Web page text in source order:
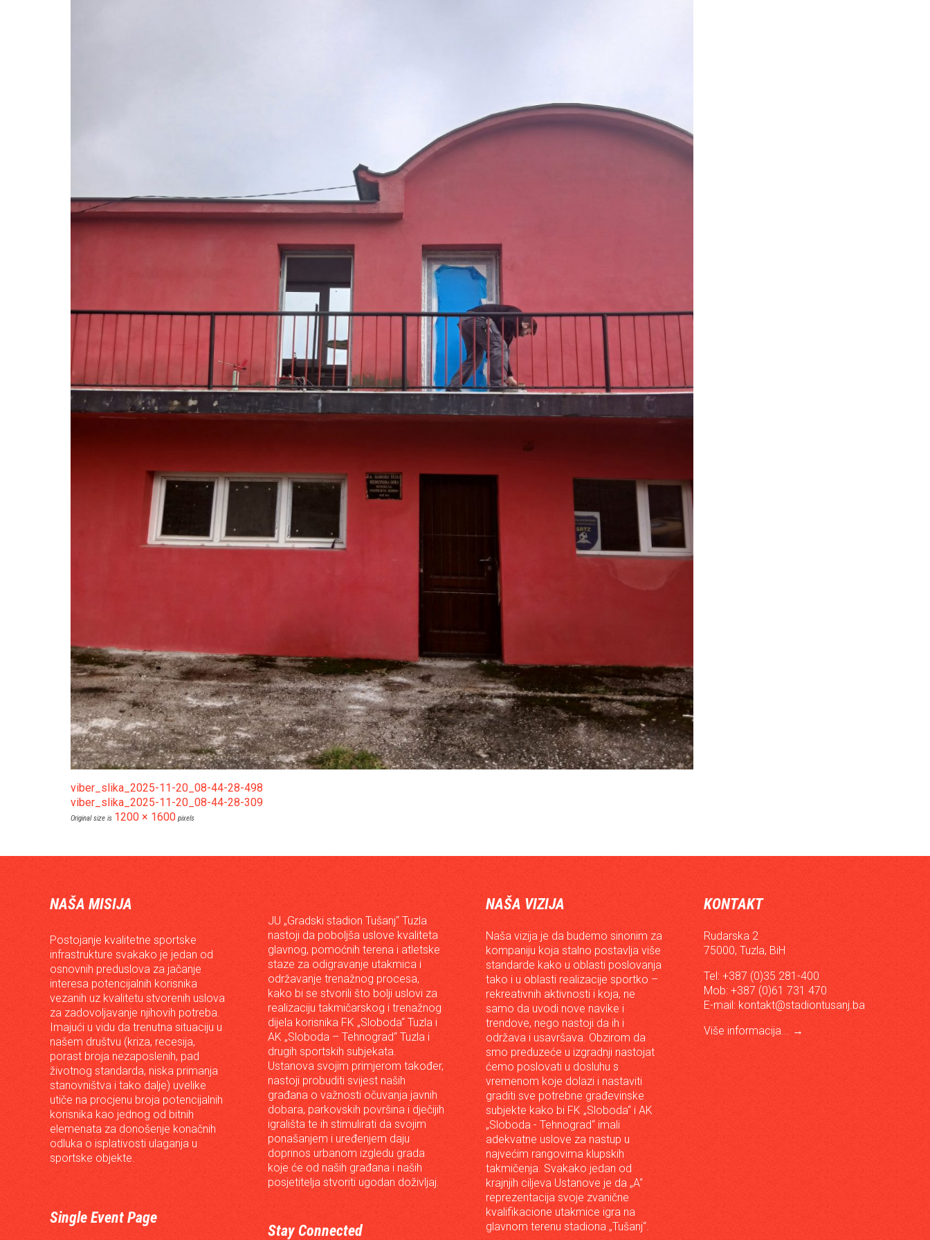
viber_slika_2025-11-20_08-44-28-498
viber_slika_2025-11-20_08-44-28-309
Original size is 1200 × 1600 pixels
NAŠA MISIJA
Postojanje kvalitetne sportske
infrastrukture svakako je jedan od
osnovnih preduslova za jačanje
interesa potencijalnih korisnika
vezanih uz kvalitetu stvorenih uslova
za zadovoljavanje njihovih potreba.
Imajući u vidu da trenutna situaciju u
našem društvu (kriza, recesija,
porast broja nezaposlenih, pad
životnog standarda, niska primanja
stanovništva i tako dalje) uvelike
utiče na procjenu broja potencijalnih
korisnika kao jednog od bitnih
elemenata za donošenje konačnih
odluka o isplativosti ulaganja u
sportske objekte.
Single Event Page
JU „Gradski stadion Tušanj“ Tuzla
nastoji da poboljša uslove kvaliteta
glavnog, pomoćnih terena i atletske
staze za odigravanje utakmica i
održavanje trenažnog procesa,
kako bi se stvorili što bolji uslovi za
realizaciju takmičarskog i trenažnog
dijela korisnika FK „Sloboda“ Tuzla i
AK „Sloboda – Tehnograd“ Tuzla i
drugih sportskih subjekata.
Ustanova svojim primjerom također,
nastoji probuditi svijest naših
građana o važnosti očuvanja javnih
dobara, parkovskih površina i dječijih
igrališta te ih stimulirati da svojim
ponašanjem i uređenjem daju
doprinos urbanom izgledu grada
koje će od naših građana i naših
posjetitelja stvoriti ugodan doživljaj.
Stay Connected
NAŠA VIZIJA
Naša vizija je da budemo sinonim za
kompaniju koja stalno postavlja više
standarde kako u oblasti poslovanja
tako i u oblasti realizacije sportko –
rekreativnih aktivnosti i koja, ne
samo da uvodi nove navike i
trendove, nego nastoji da ih i
održava i usavršava. Obzirom da
smo preduzeće u izgradnji nastojat
ćemo poslovati u dosluhu s
vremenom koje dolazi i nastaviti
graditi sve potrebne građevinske
subjekte kako bi FK „Sloboda“ i AK
„Sloboda - Tehnograd“ imali
adekvatne uslove za nastup u
najvećim rangovima klupskih
takmičenja. Svakako jedan od
krajnjih ciljeva Ustanove je da „A“
reprezentacija svoje zvanične
kvalifikacione utakmice igra na
glavnom terenu stadiona „Tušanj“.
KONTAKT
Rudarska 2
75000, Tuzla, BiH
Tel: +387 (0)35 281-400
Mob: +387 (0)61 731 470
E-mail: kontakt@stadiontusanj.ba
Više informacija... →